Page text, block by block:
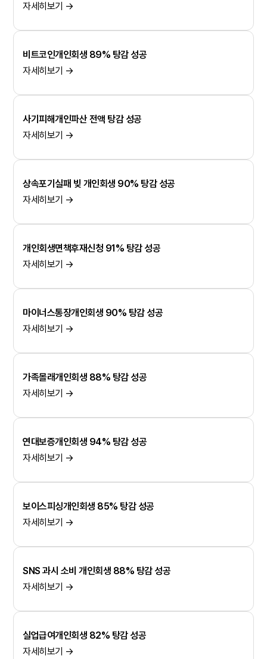
자세히보기 →
비트코인개인회생 89% 탕감 성공
자세히보기 →
사기피해개인파산 전액 탕감 성공
자세히보기 →
상속포기실패 빚 개인회생 90% 탕감 성공
자세히보기 →
개인회생면책후재신청 91% 탕감 성공
자세히보기 →
마이너스통장개인회생 90% 탕감 성공
자세히보기 →
가족몰래개인회생 88% 탕감 성공
자세히보기 →
연대보증개인회생 94% 탕감 성공
자세히보기 →
보이스피싱개인회생 85% 탕감 성공
자세히보기 →
SNS 과시 소비 개인회생 88% 탕감 성공
자세히보기 →
실업급여개인회생 82% 탕감 성공
자세히보기 →